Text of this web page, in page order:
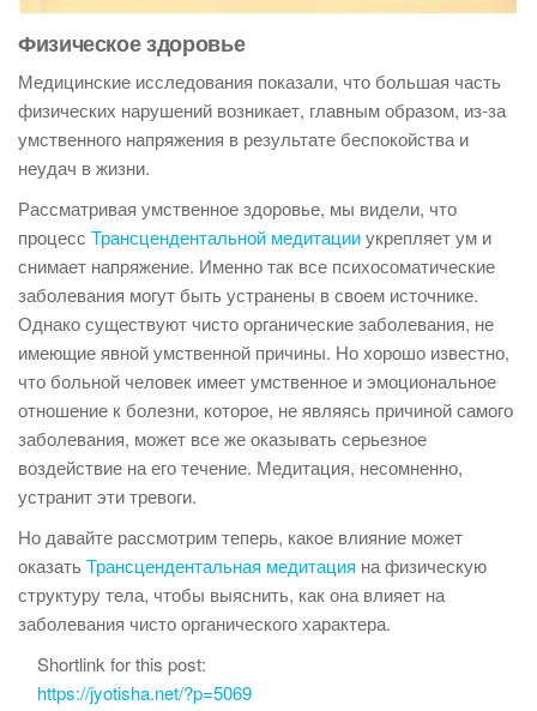
Физическое здоровье
Медицинские исследования показали, что большая часть
физических нарушений возникает, главным образом, из-за
умственного напряжения в результате беспокойства и
неудач в жизни.
Рассматривая умственное здоровье, мы видели, что
процесс Трансцендентальной медитацииукрепляет ум и
снимает напряжение. Именно так все психосоматические
заболевания могут быть устранены в своем источнике.
Однако существуют чисто органические заболевания, не
имеющие явной умственной причины. Но хорошо известно,
что больной человек имеет умственное и эмоциональное
отношение к болезни, которое, не являясь причиной самого
заболевания, может все же оказывать серьезное
воздействие на его течение. Медитация, несомненно,
устранит эти тревоги.
Но давайте рассмотрим теперь, какое влияние может
оказатьТрансцендентальная медитация на физическую
структуру тела, чтобы выяснить, как она влияет на
заболевания чисто органического характера.
Shortlink for this post:
https://jyotisha.net/?p=5069